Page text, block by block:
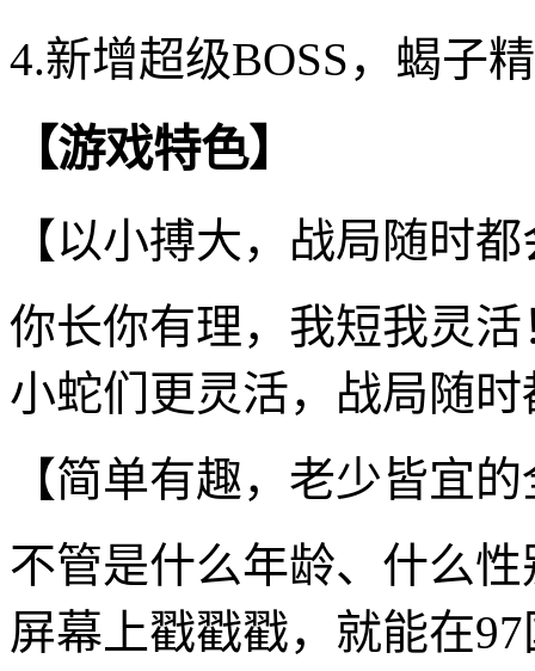
4.新增超级BOSS，蝎子
【游戏特色】
【以小搏大，战局随时
你长你有理，我短我灵
小蛇们更灵活，战局随
【简单有趣，老少皆宜
不管是什么年龄、什么
屏幕上戳戳戳，就能在